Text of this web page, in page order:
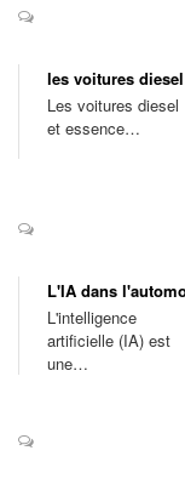
les voitures
Les voitures diesel
et essence…
L'IA dans
L'intelligence
artificielle (IA) est
une…